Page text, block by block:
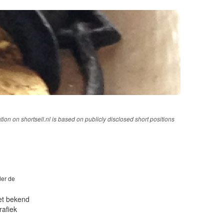
on shortsell.nl is based on publicly disclosed short positions
de
bekend